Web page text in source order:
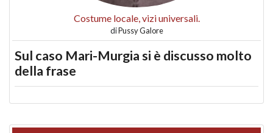
Costume locale, vizi universali.
diPussy Galore
Sul caso Mari-Murgia si è discusso molto
della frase